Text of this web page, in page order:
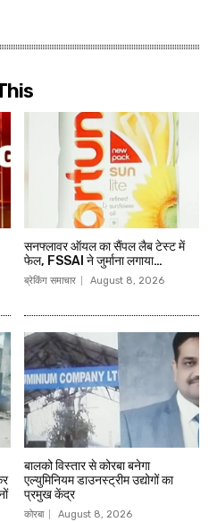
सनफ्लावर ऑयल का सैंपल लैब टेस्ट में
फेल, FSSAI ने जुर्माना लगाया…
ब्रेकिंग समाचार August 8, 2026
बालको विस्तार से कोरबा बनेगा
एल्युमिनियम डाउनस्ट्रीम उद्योगों का
प्रमुख केंद्र
कोरबा August 8, 2026